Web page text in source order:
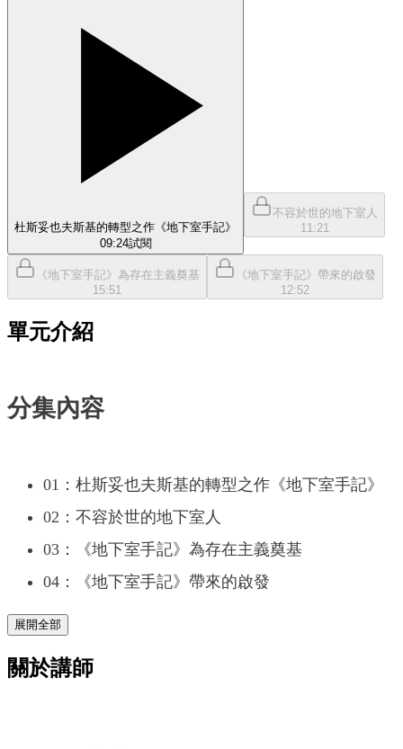
杜斯妥也夫斯基的轉型之作《地下室手記》
09:24試閱
不容於世的地下室人
11:21
《地下室手記》為存在主義奠基
15:51
《地下室手記》帶來的啟發
12:52
單元介紹
分集內容
01：杜斯妥也夫斯基的轉型之作《地下室手記》
02：不容於世的地下室人
03：《地下室手記》為存在主義奠基
04：《地下室手記》帶來的啟發
展開全部
關於講師